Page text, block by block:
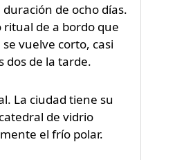
de ocho días.
de a bordo que
vuelve corto, casi
dos de la tarde.
La ciudad tiene su
de vidrio
el frío polar.